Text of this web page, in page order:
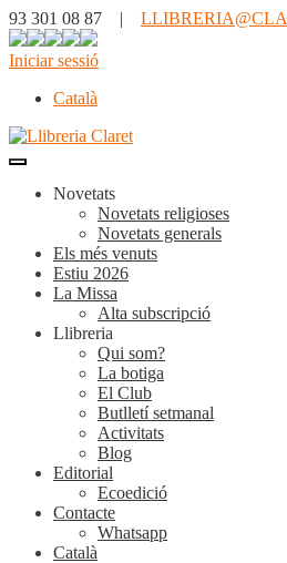
93 301 08 87 |
Iniciar sessió
Català
Novetats
Novetats religioses
Novetats generals
Els més venuts
Estiu 2026
La Missa
Alta subscripció
Llibreria
Qui som?
La botiga
El Club
Butlletí setmanal
Activitats
Blog
Editorial
Ecoedició
Contacte
Whatsapp
Català